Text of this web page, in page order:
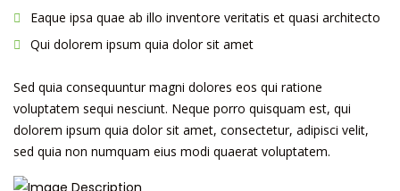
Eaque ipsa quae ab illo inventore veritatis et quasi architecto
Qui dolorem ipsum quia dolor sit amet
Sed quia consequuntur magni dolores eos qui ratione
voluptatem sequi nesciunt. Neque porro quisquam est, qui
dolorem ipsum quia dolor sit amet, consectetur, adipisci velit,
sed quia non numquam eius modi quaerat voluptatem.